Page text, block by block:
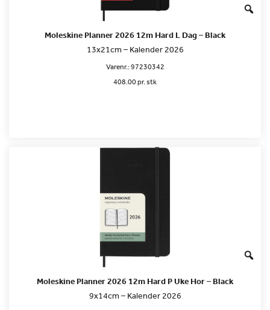
Moleskine Planner 2026 12m Hard L Dag – Black
13x21cm – Kalender 2026
Varenr.:97230342
408.00 pr. stk
Moleskine Planner 2026 12m Hard P Uke Hor – Black
9x14cm – Kalender 2026